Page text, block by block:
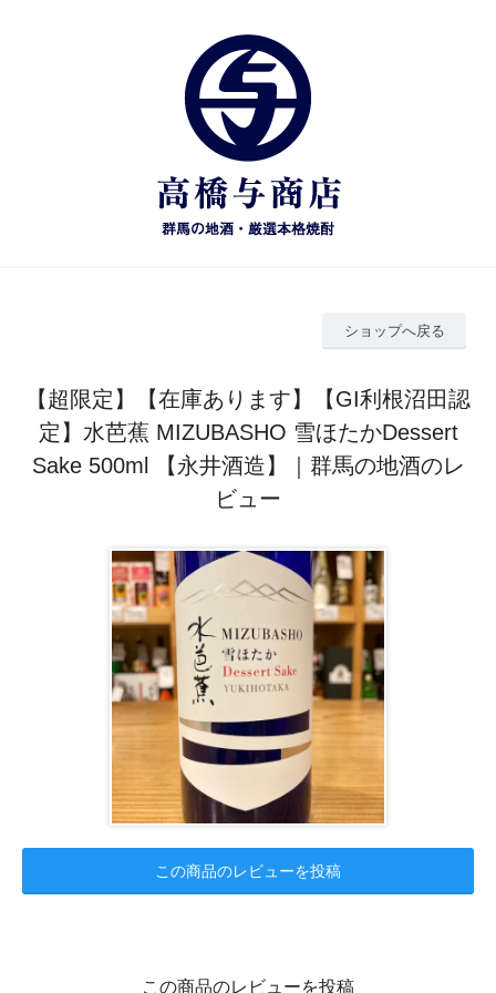
ショップへ戻る
【超限定】【在庫あります】【GI利根沼田認
定】水芭蕉 MIZUBASHO 雪ほたかDessert
Sake 500ml 【永井酒造】｜群馬の地酒のレ
ビュー
この商品のレビューを投稿
この商品のレビューを投稿